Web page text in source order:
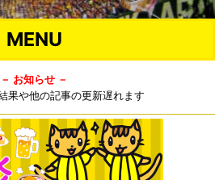
MENU
－ お知らせ －
果や他の記事の更新遅れます